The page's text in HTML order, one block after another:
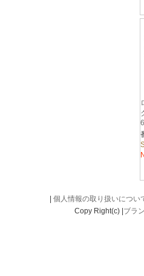
個人情報の取り扱いについ
Copy Right(c) | ブラ